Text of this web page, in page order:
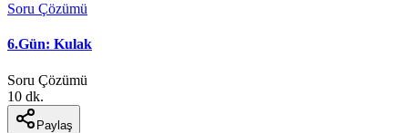
Soru Çözümü
6.Gün: Kulak
Soru Çözümü
10 dk.
Paylaş